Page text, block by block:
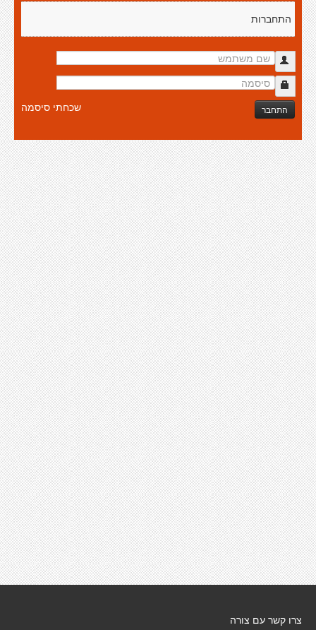
התחברות
התחבר שכחתי סיסמה
צרו קשר עם צורה